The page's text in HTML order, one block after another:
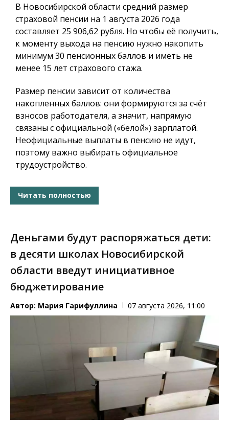
В Новосибирской области средний размер
страховой пенсии на 1 августа 2026 года
составляет 25 906,62 рубля. Но чтобы её получить,
к моменту выхода на пенсию нужно накопить
минимум 30 пенсионных баллов и иметь не
менее 15 лет страхового стажа.
Размер пенсии зависит от количества
накопленных баллов: они формируются за счёт
взносов работодателя, а значит, напрямую
связаны с официальной («белой») зарплатой.
Неофициальные выплаты в пенсию не идут,
поэтому важно выбирать официальное
трудоустройство.
Читать полностью
Деньгами будут распоряжаться дети:
в десяти школах Новосибирской
области введут инициативное
бюджетирование
Автор: Мария Гарифуллина 07 августа 2026, 11:00